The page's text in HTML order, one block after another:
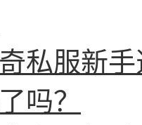
私服新
吗？